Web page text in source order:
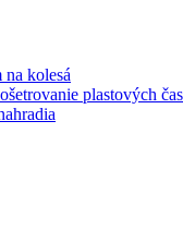
kolesá
plastových